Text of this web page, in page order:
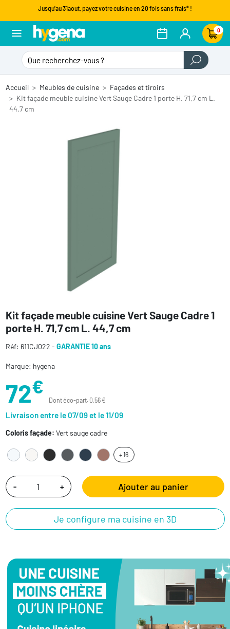
Jusqu'au 31aout, payez votre cuisine en 20 fois sans frais* !
0
Accueil Meubles de cuisine
Façades et tiroirs
Kit façade meuble cuisine Vert Sauge Cadre 1 porte H. 71,7 cm L.
44,7 cm
Kit façade meuble cuisine Vert Sauge Cadre 1
porte H. 71,7 cm L. 44,7 cm
Réf: 611CJ022 - GARANTIE 10 ans
Marque: hygena
72€
Dont éco-part. 0,56 €
Livraison entre le 07/09 et le 11/09
Coloris façade: Vert sauge cadre
+ 16
- + Ajouter au panier
Je configure ma cuisine en 3D